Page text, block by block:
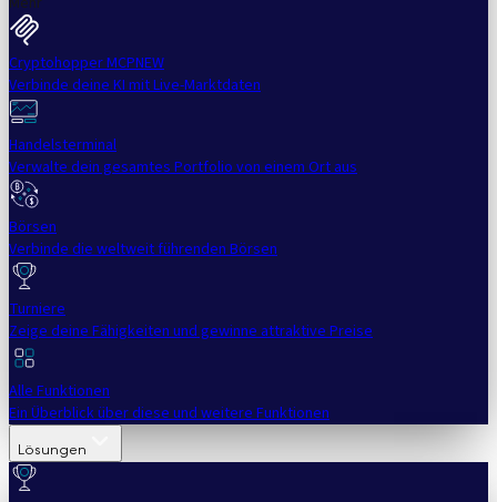
Cryptohopper MCPNEW
Verbinde deine KI mit Live-Marktdaten
Handelsterminal
Verwalte dein gesamtes Portfolio von einem Ort aus
Börsen
Verbinde die weltweit führenden Börsen
Turniere
Zeige deine Fähigkeiten und gewinne attraktive Preise
Alle Funktionen
Ein Überblick über diese und weitere Funktionen
Lösungen